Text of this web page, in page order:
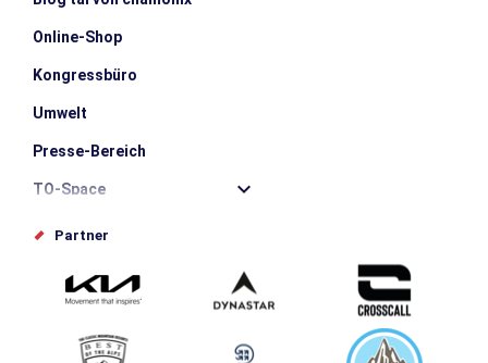
Online-Shop
Kongressbüro
Umwelt
Presse-Bereich
TO-Space
Offices de tourisme
Schlagen Sie Ihr Event vor
Service groupes et séminaires
Partner